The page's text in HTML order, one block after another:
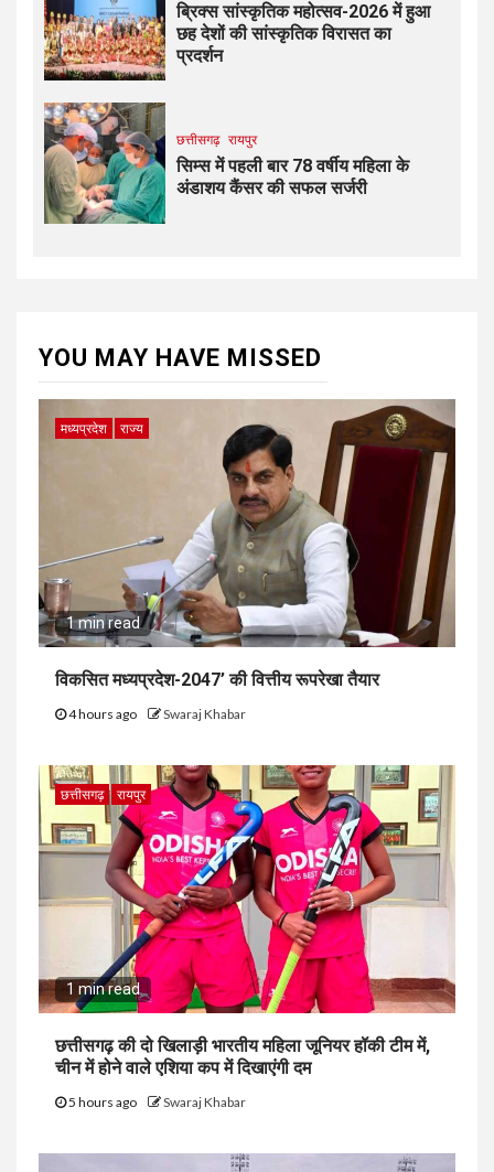
ब्रिक्स सांस्कृतिक महोत्सव-2026 में हुआ
छह देशों की सांस्कृतिक विरासत का
प्रदर्शन
छत्तीसगढ़ रायपुर
सिम्स में पहली बार 78 वर्षीय महिला के
अंडाशय कैंसर की सफल सर्जरी
YOU MAY HAVE MISSED
मध्यप्रदेश राज्य
1 min read
विकसित मध्यप्रदेश-2047’ की वित्तीय रूपरेखा तैयार
4 hours ago Swaraj Khabar
छत्तीसगढ़ रायपुर
1 min read
छत्तीसगढ़ की दो खिलाड़ी भारतीय महिला जूनियर हॉकी टीम में,
चीन में होने वाले एशिया कप में दिखाएंगी दम
5 hours ago Swaraj Khabar